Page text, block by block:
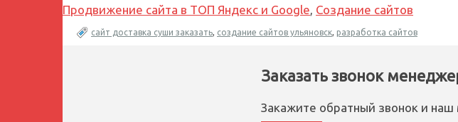
Продвижение сайта в ТОП Яндекс и Google, Создание сайтов
сайт доставка суши заказать, создание сайтов ульяновск, разработка сайтов
Заказать звонок
Закажите обратный звонок и